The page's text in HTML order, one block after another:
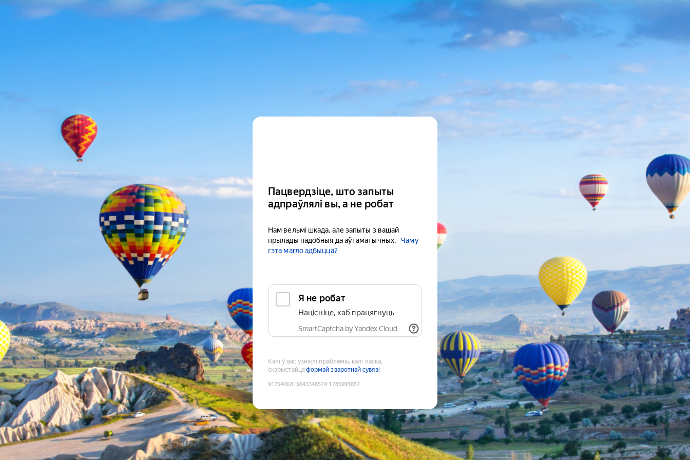
Пацвердзіце, што запыты
адпраўлялі вы, а не робат
Нам вельмі шкада, але запыты з вашай
прылады падобныя да аўтаматычных.
Чаму
гэта магло адбыцца?
Я не робат
Націсніце, каб працягнуць
SmartCaptcha by Yandex Cloud
Калі ў вас узніклі праблемы, калі ласка,
скарыстайцеформай зваротнай сувязі
9175406815643346574:1785991657